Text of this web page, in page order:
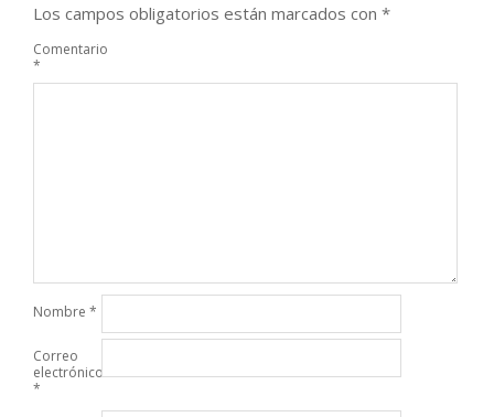
Los campos obligatorios están marcados con *
Comentario
*
Nombre *
Correo
electrónico
*